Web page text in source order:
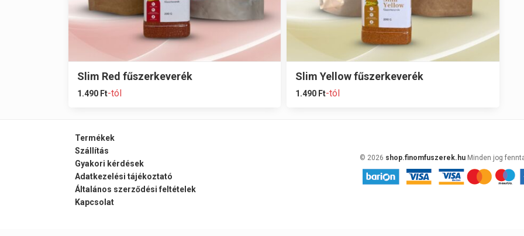
Slim Red fűszerkeverék
1.490 Ft-tól
Slim Yellow fűszerkeverék
1.490 Ft-tól
Termékek
Szállítás
Gyakori kérdések
Adatkezelési tájékoztató
Általános szerződési feltételek
Kapcsolat
© 2026 shop.finomfuszerek.hu Minden jog